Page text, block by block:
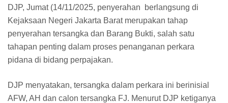
DJP, Jumat (14/11/2025, penyerahan berlangsung di
Kejaksaan Negeri Jakarta Barat merupakan tahap
penyerahan tersangka dan Barang Bukti, salah satu
tahapan penting dalam proses penanganan perkara
pidana di bidang perpajakan.
DJP menyatakan, tersangka dalam perkara ini berinisial
AFW, AH dan calon tersangka FJ. Menurut DJP ketiganya